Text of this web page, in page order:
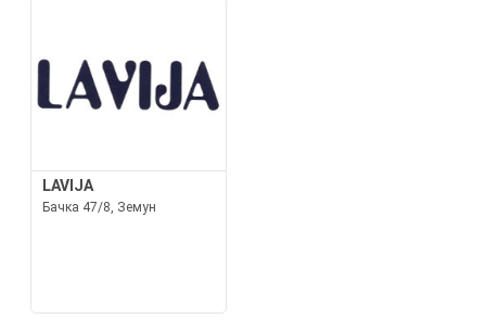
LAVIJA
Бачка 47/8, Земун